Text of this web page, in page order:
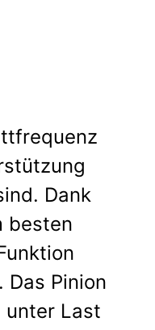
Dank
besten
Pinion
unter Last